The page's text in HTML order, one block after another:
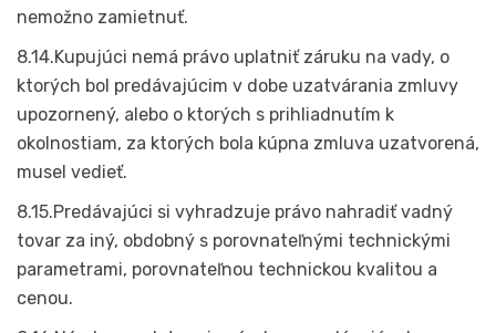
nemožno zamietnuť.
8.14.Kupujúci nemá právo uplatniť záruku na vady, o
ktorých bol predávajúcim v dobe uzatvárania zmluvy
upozornený, alebo o ktorých s prihliadnutím k
okolnostiam, za ktorých bola kúpna zmluva uzatvorená,
musel vedieť.
8.15.Predávajúci si vyhradzuje právo nahradiť vadný
tovar za iný, obdobný s porovnateľnými technickými
parametrami, porovnateľnou technickou kvalitou a
cenou.